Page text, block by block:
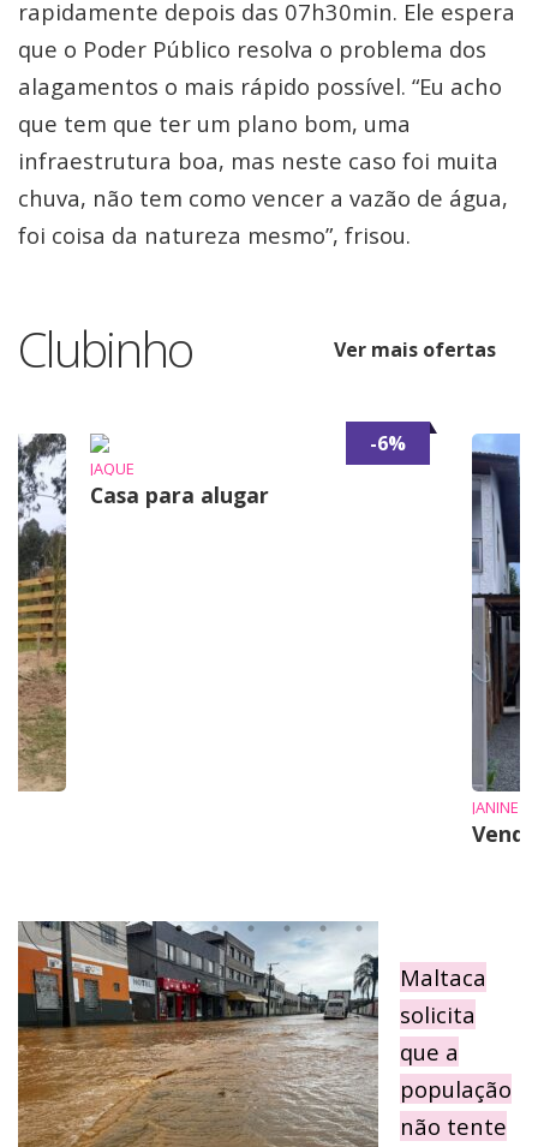
rapidamente depois das 07h30min. Ele espera
que o Poder Público resolva o problema dos
alagamentos o mais rápido possível. “Eu acho
que tem que ter um plano bom, uma
infraestrutura boa, mas neste caso foi muita
chuva, não tem como vencer a vazão de água,
foi coisa da natureza mesmo”, frisou.
Clubinho Ver mais ofertas
-6%
JAQUE
Casa para alugar
JANINE
Maltaca
solicita
que a
população
não tente